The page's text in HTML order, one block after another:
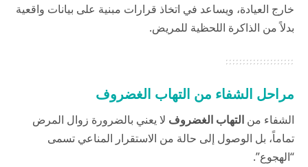
خارج العيادة، ويساعد في اتخاذ قرارات مبنية على بيانات واقعية
بدلاً من الذاكرة اللحظية للمريض.
مراحل الشفاء من التهاب الغضروف
الشفاء من التهاب الغضروف لا يعني بالضرورة زوال المرض
تماماً، بل الوصول إلى حالة من الاستقرار المناعي تسمى
“الهجوع”.